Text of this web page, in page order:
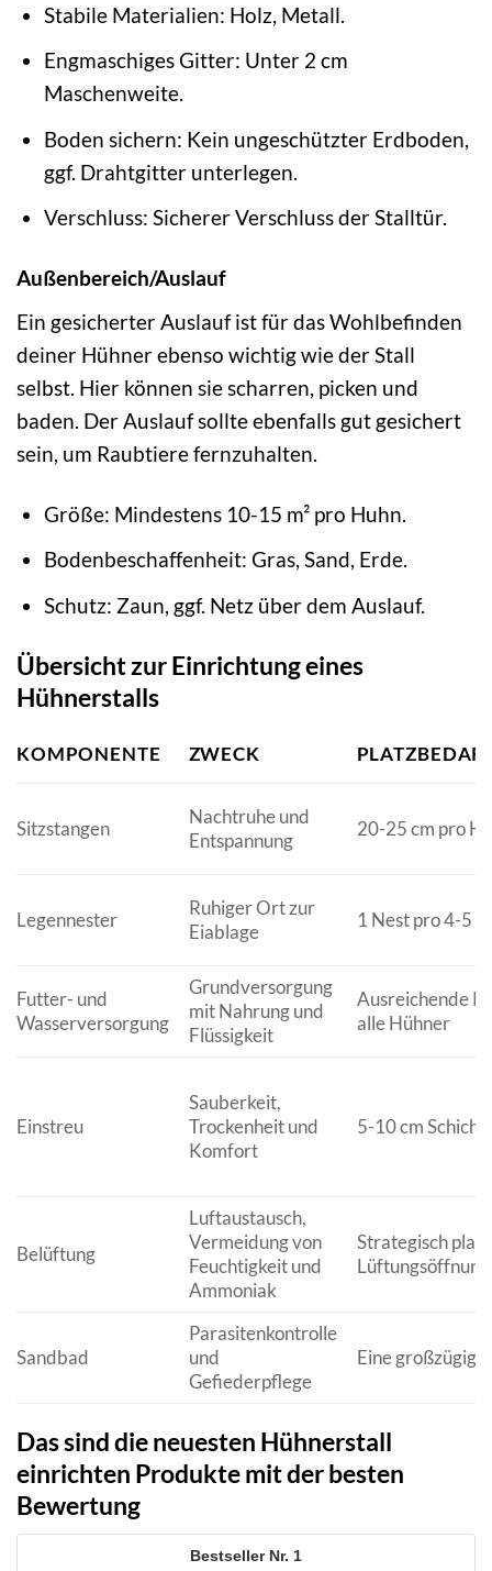
Stabile Materialien: Holz, Metall.
Engmaschiges Gitter: Unter 2 cm
Maschenweite.
Boden sichern: Kein ungeschützter Erdboden,
ggf. Drahtgitter unterlegen.
Verschluss: Sicherer Verschluss der Stalltür.
Außenbereich/Auslauf
Ein gesicherter Auslauf ist für das Wohlbefinden
deiner Hühner ebenso wichtig wie der Stall
selbst. Hier können sie scharren, picken und
baden. Der Auslauf sollte ebenfalls gut gesichert
sein, um Raubtiere fernzuhalten.
Größe: Mindestens 10-15 m² pro Huhn.
Bodenbeschaffenheit: Gras, Sand, Erde.
Schutz: Zaun, ggf. Netz über dem Auslauf.
Übersicht zur Einrichtung eines
Hühnerstalls
KOMPONENTE ZWECK
Sitzstangen
Nachtruhe und
Entspannung
20-25 cm pro
Legennester
Ruhiger Ort zur
Eiablage
1 Nest pro 4-5
Futter- und
Wasserversorgung
Grundversorgung
mit Nahrung und
Flüssigkeit
Ausreichende
alle Hühner
Einstreu
Sauberkeit,
Trockenheit und
Komfort
5-10 cm
Belüftung
Luftaustausch,
Vermeidung von
Feuchtigkeit und
Ammoniak
Strategisch
Sandbad
Parasitenkontrolle
und
Gefiederpflege
Eine großzügige
Das sind die neuesten Hühnerstall
einrichten Produkte mit der besten
Bewertung
1